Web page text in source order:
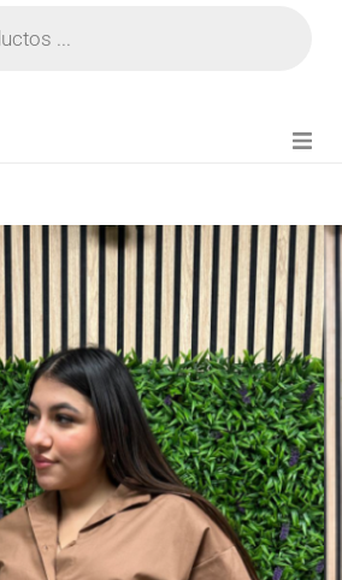
FIANZA TIKTOK
MODA CHICA
BEAUTY
PERFUMES
BISUTERIA